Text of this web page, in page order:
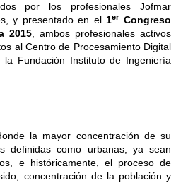
por los profesionales Jofmar
y presentado en el1erCongreso
2015, ambos profesionales activos
al Centro de Procesamiento Digital
Fundación Instituto de Ingeniería
la mayor concentración de su
definidas como urbanas, ya sean
e históricamente, el proceso de
concentración de la población y